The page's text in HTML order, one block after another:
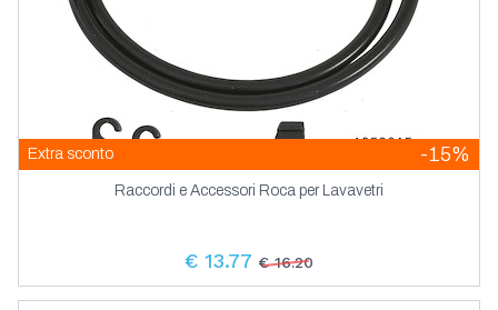
Extra sconto -15%
Raccordi e Accessori Roca per Lavavetri
€ 13.77 € 16.20